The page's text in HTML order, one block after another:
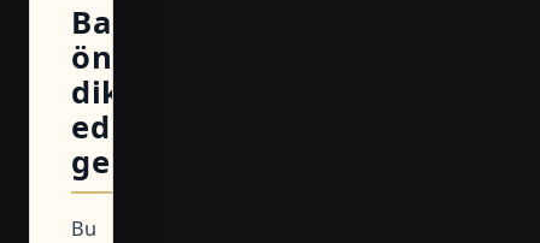
Başvuru
öncesi
dikkat
edilmesi
gerekenler
Bu